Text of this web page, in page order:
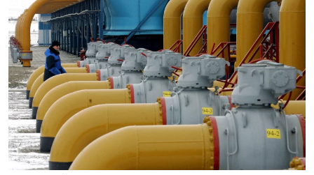
Παραμένει ισχυρή η ζήτηση για υποδομές AI
Banking 10-08-2026
Η Revolut λαμβάνει τραπεζική άδεια στη Γαλλία